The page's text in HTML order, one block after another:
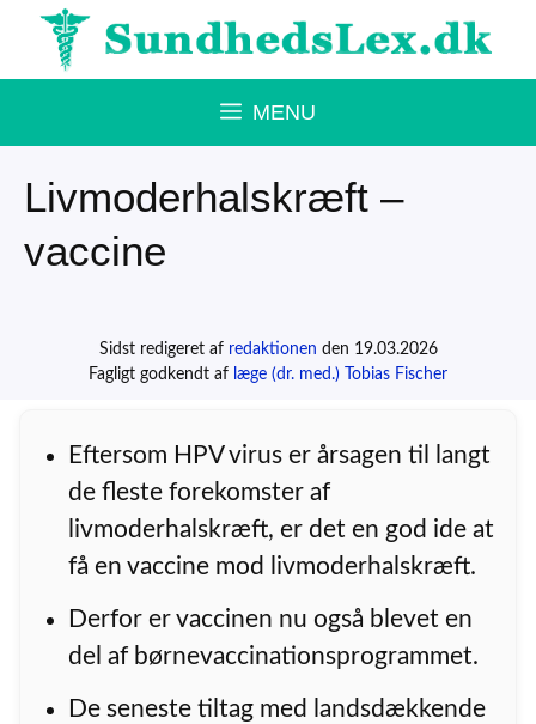
Hop
MENU
Livmoderhalskræft –
vaccine
Sidst redigeret af redaktionen den 19.03.2026
Fagligt godkendt af læge (dr. med.) Tobias Fischer
Eftersom HPV virus er årsagen til langt
de fleste forekomster af
livmoderhalskræft, er det en god ide at
få en vaccine mod livmoderhalskræft.
Derfor er vaccinen nu også blevet en
del af børnevaccinationsprogrammet.
De seneste tiltag med landsdækkende